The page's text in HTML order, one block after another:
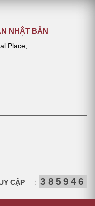
NHẬT BẢN
Place,
CẬP
: 385946